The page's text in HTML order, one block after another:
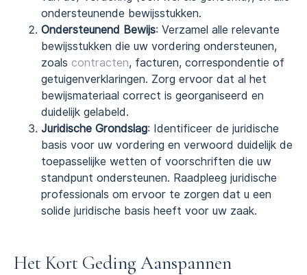
ondersteunende bewijsstukken.
Ondersteunend Bewijs: Verzamel alle relevante
bewijsstukken die uw vordering ondersteunen,
zoals contracten, facturen, correspondentie of
getuigenverklaringen. Zorg ervoor dat al het
bewijsmateriaal correct is georganiseerd en
duidelijk gelabeld.
Juridische Grondslag: Identificeer de juridische
basis voor uw vordering en verwoord duidelijk de
toepasselijke wetten of voorschriften die uw
standpunt ondersteunen. Raadpleeg juridische
professionals om ervoor te zorgen dat u een
solide juridische basis heeft voor uw zaak.
Het Kort Geding Aanspannen